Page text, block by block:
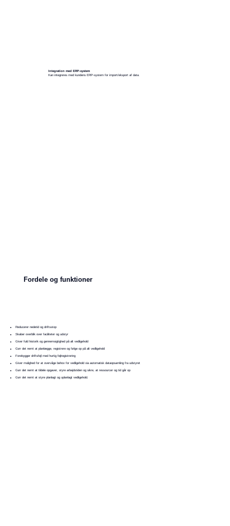
Integration med ERP-system
Kan integreres med kundens ERP-system for import/eksport af data.
Fordele og funktioner
Reducerer nedetid og driftsstop
Skaber overblik over faciliteter og udstyr
Giver fuld historik og gennemsigtighed på alt vedligehold
Gør det nemt at planlægge, registrere og følge op på alt vedligehold
Forebygger driftsfejl med hurtig fejlregistrering
Giver mulighed for at overvåge behov for vedligehold via automatisk dataopsamling fra udstyret
Gør det nemt at tildele opgaver, styre arbejdstiden og sikre, at ressourcer og tid går op
Gør det nemt at styre planlagt og uplanlagt vedligehold.